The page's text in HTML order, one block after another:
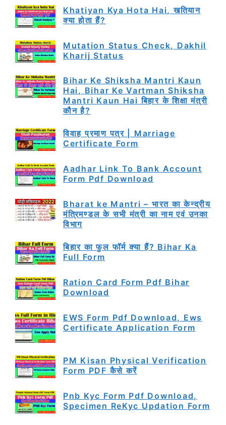
Khatiyan Kya Hota Hai, खतियान
क्या होता हैं?
Mutation Status Check, Dakhil
Kharij Status
Bihar Ke Shiksha Mantri Kaun
Hai, Bihar Ke Vartman Shiksha
Mantri Kaun Hai बिहार के शिक्षा मंत्री
कौन है?
विवाह प्रमाण पत्र | Marriage
Certificate Form
Aadhar Link To Bank Account
Form Pdf Download
Bharat ke Mantri – भारत का केन्द्रीय
मंत्रिमण्डल के सभी मंत्री का नाम एवं उनका
विभाग
बिहार का फुल फॉर्म क्या हैं? Bihar Ka
Full Form
Ration Card Form Pdf Bihar
Download
EWS Form Pdf Download, Ews
Certificate Application Form
PM Kisan Physical Verification
Form PDF कैसे करें
Pnb Kyc Form Pdf Download,
Specimen ReKyc Updation Form